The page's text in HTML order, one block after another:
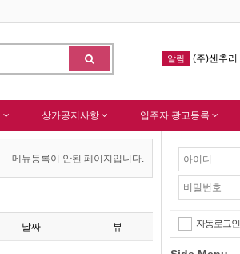
(주)센추리 회원님 회원가입 감사드립니다.
상가공지사항 입주자 광고등록
메뉴등록이 안된 페이지입니다.
날짜 뷰 자동로그인